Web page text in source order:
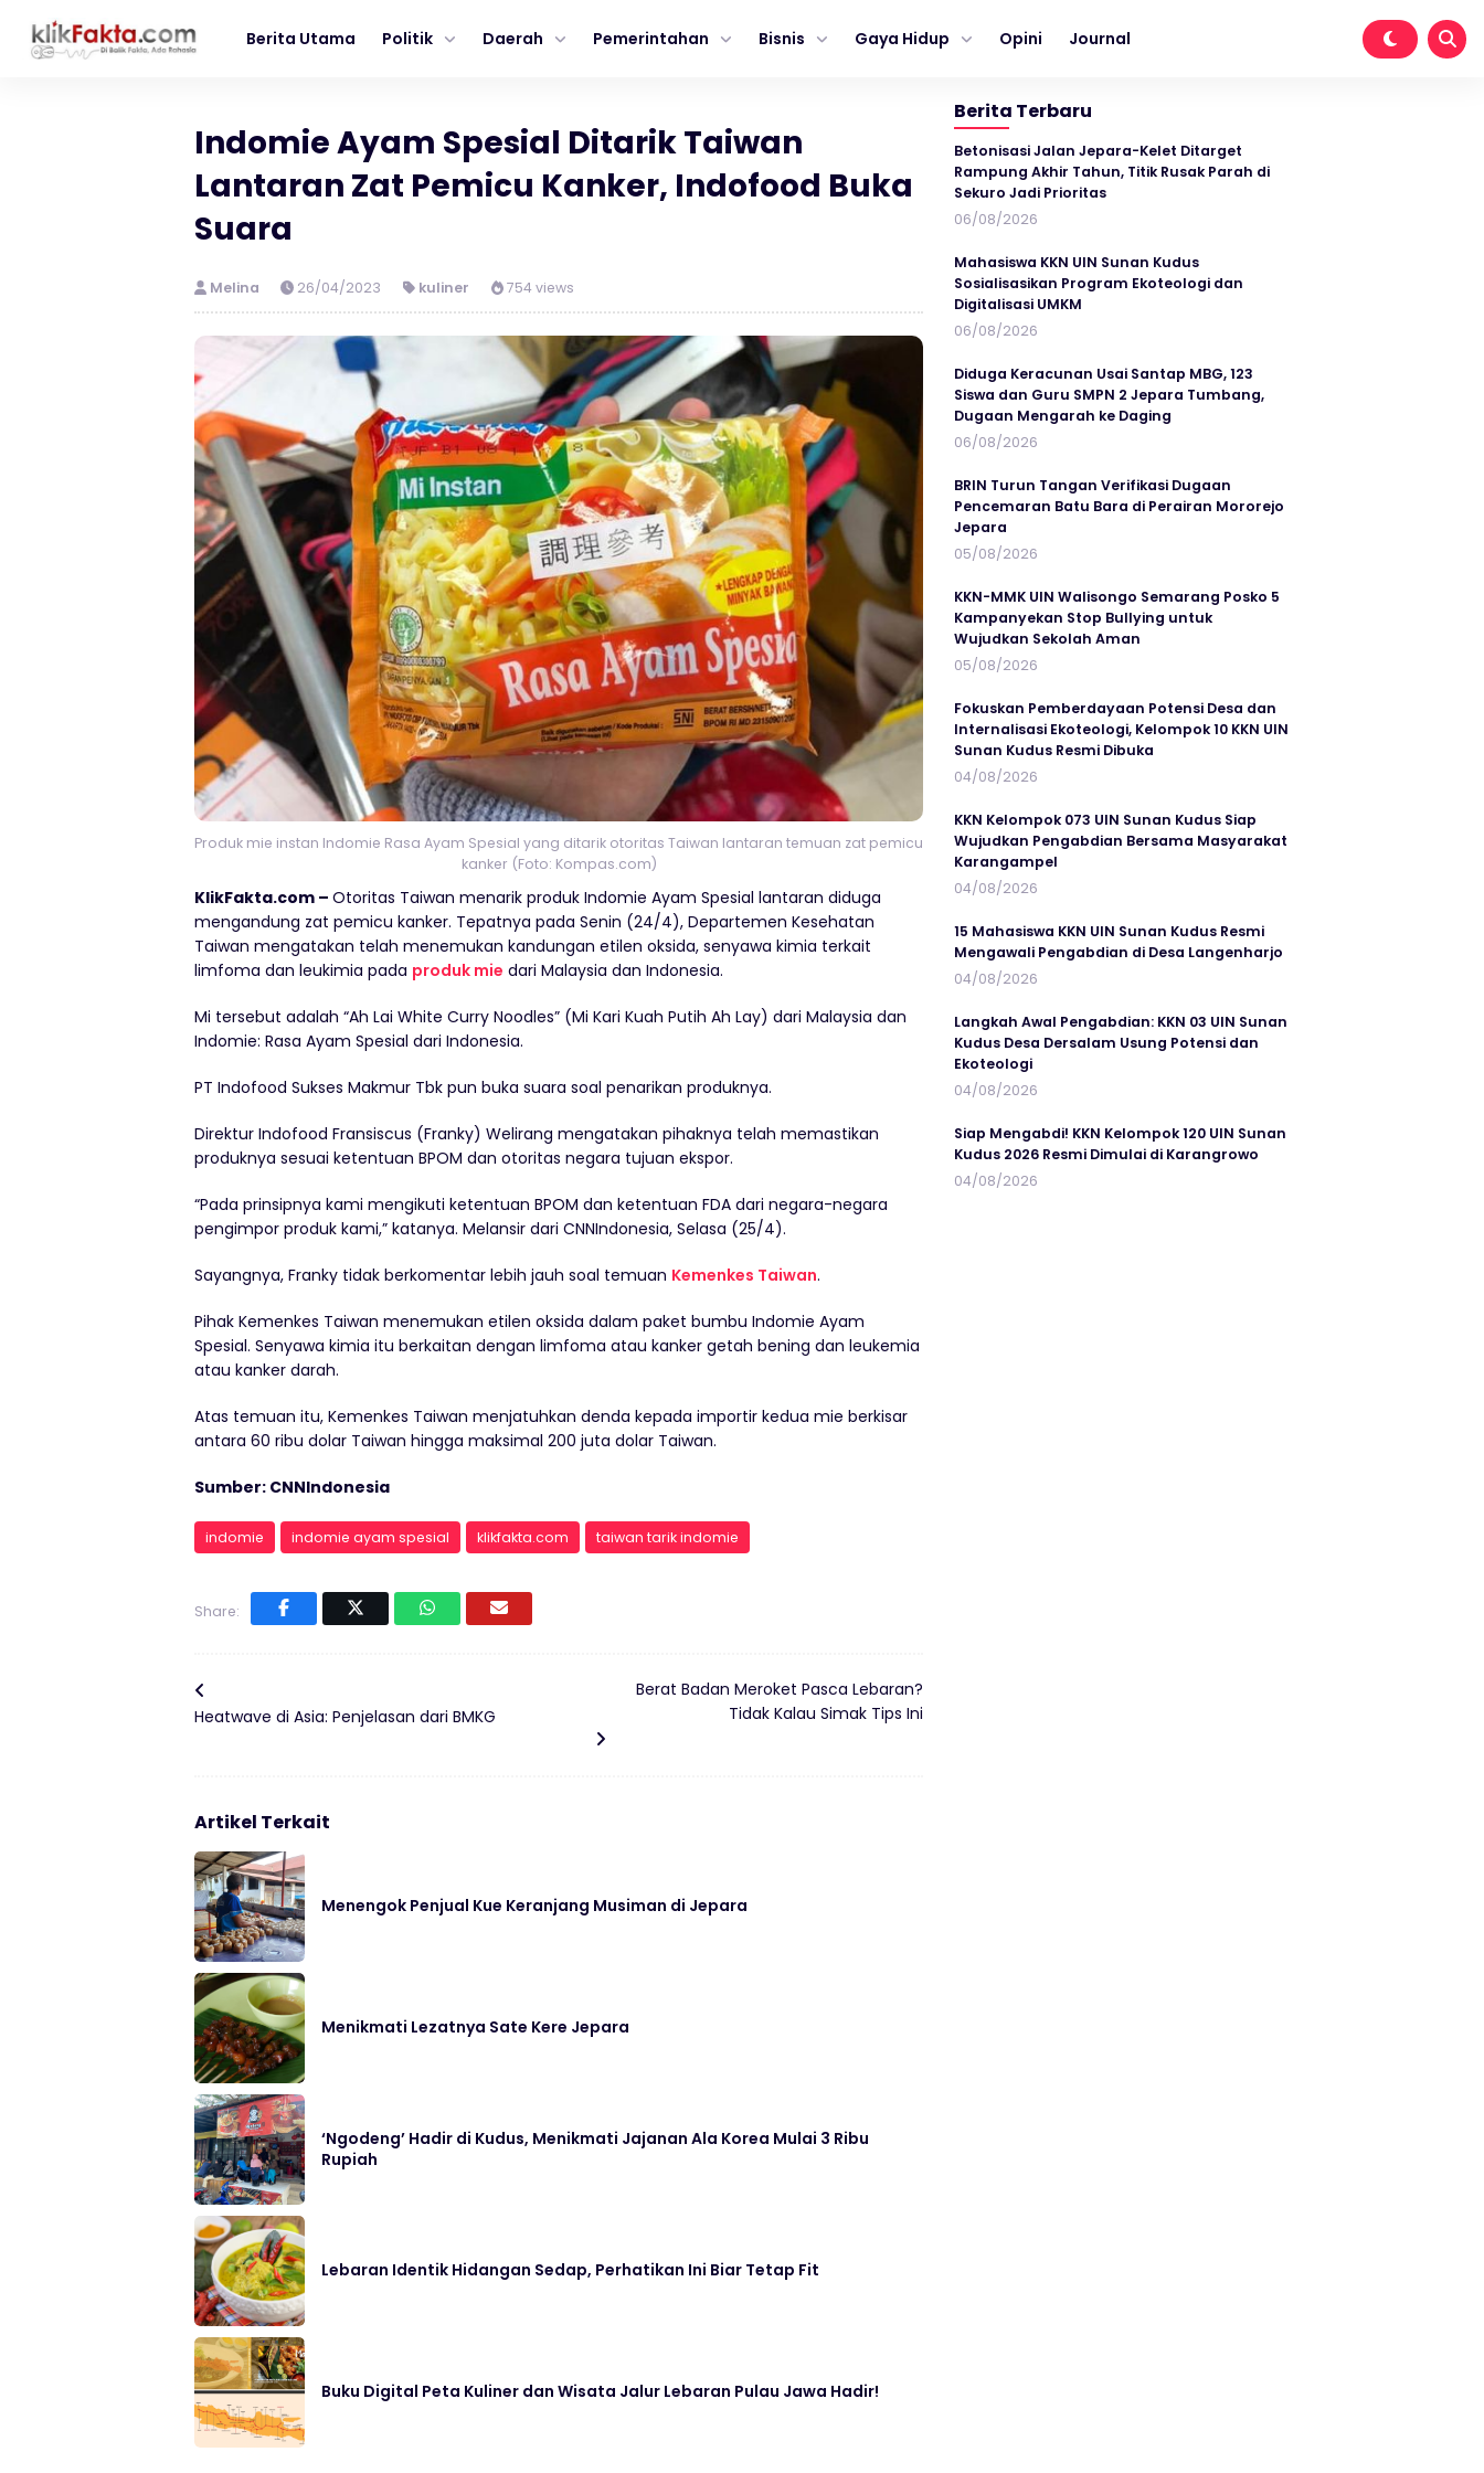
Berita Utama Politik Daerah Pemerintahan Bisnis Gaya Hidup Opini Journal
Indomie Ayam Spesial Ditarik Taiwan
Lantaran Zat Pemicu Kanker, Indofood Buka
Suara
Melina 26/04/2023 kuliner 754 views
Produk mie instan Indomie Rasa Ayam Spesial yang ditarik otoritas Taiwan lantaran temuan zat pemicu
kanker (Foto: Kompas.com)
KlikFakta.com – Otoritas Taiwan menarik produk Indomie Ayam Spesial lantaran diduga
mengandung zat pemicu kanker. Tepatnya pada Senin (24/4), Departemen Kesehatan
Taiwan mengatakan telah menemukan kandungan etilen oksida, senyawa kimia terkait
limfoma dan leukimia pada produk mie dari Malaysia dan Indonesia.
Mi tersebut adalah “Ah Lai White Curry Noodles” (Mi Kari Kuah Putih Ah Lay) dari Malaysia dan
Indomie: Rasa Ayam Spesial dari Indonesia.
PT Indofood Sukses Makmur Tbk pun buka suara soal penarikan produknya.
Direktur Indofood Fransiscus (Franky) Welirang mengatakan pihaknya telah memastikan
produknya sesuai ketentuan BPOM dan otoritas negara tujuan ekspor.
“Pada prinsipnya kami mengikuti ketentuan BPOM dan ketentuan FDA dari negara-negara
pengimpor produk kami,” katanya. Melansir dari CNNIndonesia, Selasa (25/4).
Sayangnya, Franky tidak berkomentar lebih jauh soal temuan Kemenkes Taiwan.
Pihak Kemenkes Taiwan menemukan etilen oksida dalam paket bumbu Indomie Ayam
Spesial. Senyawa kimia itu berkaitan dengan limfoma atau kanker getah bening dan leukemia
atau kanker darah.
Atas temuan itu, Kemenkes Taiwan menjatuhkan denda kepada importir kedua mie berkisar
antara 60 ribu dolar Taiwan hingga maksimal 200 juta dolar Taiwan.
Sumber: CNNIndonesia
indomie indomie ayam spesial klikfakta.com taiwan tarik indomie
Share:
Heatwave di Asia: Penjelasan dari BMKG
Berat Badan Meroket Pasca Lebaran?
Tidak Kalau Simak Tips Ini
Artikel Terkait
Menengok Penjual Kue Keranjang Musiman di Jepara
Menikmati Lezatnya Sate Kere Jepara
‘Ngodeng’ Hadir di Kudus, Menikmati Jajanan Ala Korea Mulai 3 Ribu
Rupiah
Lebaran Identik Hidangan Sedap, Perhatikan Ini Biar Tetap Fit
Buku Digital Peta Kuliner dan Wisata Jalur Lebaran Pulau Jawa Hadir!
Berita Terbaru
Betonisasi Jalan Jepara-Kelet Ditarget
Rampung Akhir Tahun, Titik Rusak Parah di
Sekuro Jadi Prioritas
06/08/2026
Mahasiswa KKN UIN Sunan Kudus
Sosialisasikan Program Ekoteologi dan
Digitalisasi UMKM
06/08/2026
Diduga Keracunan Usai Santap MBG, 123
Siswa dan Guru SMPN 2 Jepara Tumbang,
Dugaan Mengarah ke Daging
06/08/2026
BRIN Turun Tangan Verifikasi Dugaan
Pencemaran Batu Bara di Perairan Mororejo
Jepara
05/08/2026
KKN-MMK UIN Walisongo Semarang Posko 5
Kampanyekan Stop Bullying untuk
Wujudkan Sekolah Aman
05/08/2026
Fokuskan Pemberdayaan Potensi Desa dan
Internalisasi Ekoteologi, Kelompok 10 KKN UIN
Sunan Kudus Resmi Dibuka
04/08/2026
KKN Kelompok 073 UIN Sunan Kudus Siap
Wujudkan Pengabdian Bersama Masyarakat
Karangampel
04/08/2026
15 Mahasiswa KKN UIN Sunan Kudus Resmi
Mengawali Pengabdian di Desa Langenharjo
04/08/2026
Langkah Awal Pengabdian: KKN 03 UIN Sunan
Kudus Desa Dersalam Usung Potensi dan
Ekoteologi
04/08/2026
Siap Mengabdi! KKN Kelompok 120 UIN Sunan
Kudus 2026 Resmi Dimulai di Karangrowo
04/08/2026